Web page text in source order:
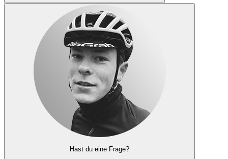
Hast du eine Frage?